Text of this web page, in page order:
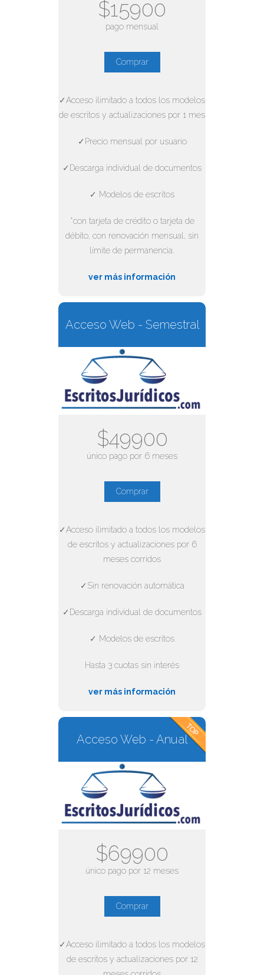
$15900
pago mensual
Comprar
✓Acceso ilimitado a todos los modelos
de escritos y actualizaciones por 1 mes
✓Precio mensual por usuario
✓Descarga individual de documentos
✓ Modelos de escritos
*con tarjeta de crédito o tarjeta de
débito, con renovación mensual, sin
límite de permanencia.
ver más información
Acceso Web - Semestral
$49900
único pago por 6 meses
Comprar
✓Acceso ilimitado a todos los modelos
de escritos y actualizaciones por 6
meses corridos
✓Sin renovación automática
✓Descarga individual de documentos
✓ Modelos de escritos
Hasta 3 cuotas sin interés
ver más información
Acceso Web - Anual
$69900
único pago por 12 meses
Comprar
✓Acceso ilimitado a todos los modelos
de escritos y actualizaciones por 12